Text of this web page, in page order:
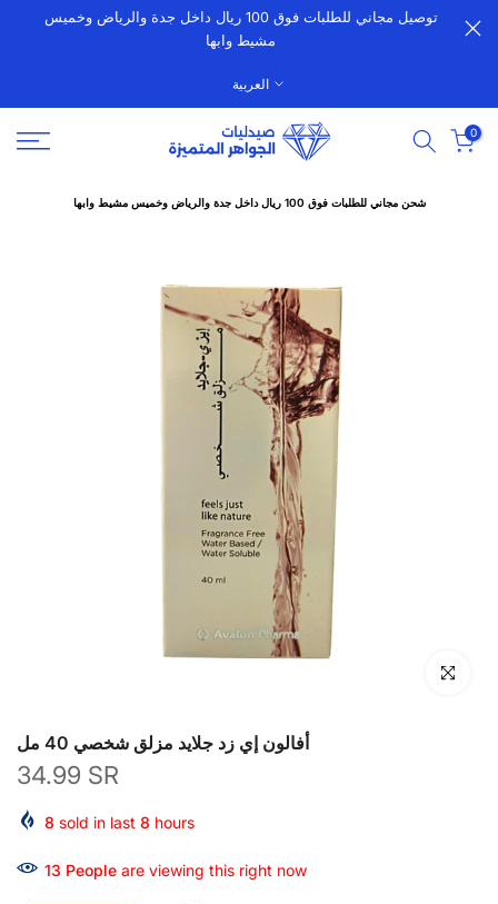
الانتقالتوصيل مجاني للطلبات فوق 100 ريال داخل جدة والرياض وخميس
مشيط وابها
العربية
0
شحن مجاني للطلبات فوق 100 ريال داخل جدة والرياض وخميس مشيط وابها
انقر للتكبير
أفالون إي زد جلايد مزلق شخصي 40 مل
34.99 SR
8 sold in last 8 hours
13 People are viewing this right now